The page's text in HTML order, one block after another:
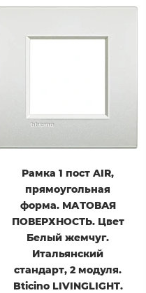
Рамка 1 пост AIR,
прямоугольная
форма. МАТОВАЯ
ПОВЕРХНОСТЬ. Цвет
Белый жемчуг.
Итальянский
стандарт, 2 модуля.
Bticino LIVINGLIGHT.